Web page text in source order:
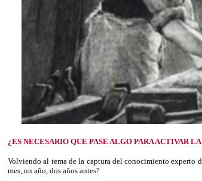
¿ES NECESARIO QUE PASE ALGO PARA ACTIVAR
Volviendo al tema de la captura del conocimiento experto
mes, un año, dos años antes?